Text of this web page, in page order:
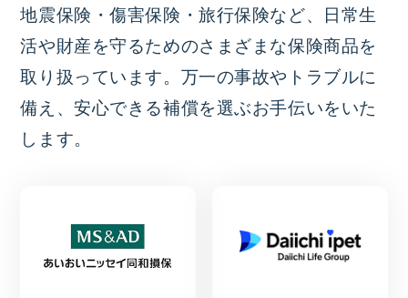
地震保険・傷害保険・旅行保険など、日常生
活や財産を守るためのさまざまな保険商品を
取り扱っています。万一の事故やトラブルに
備え、安心できる補償を選ぶお手伝いをいた
します。